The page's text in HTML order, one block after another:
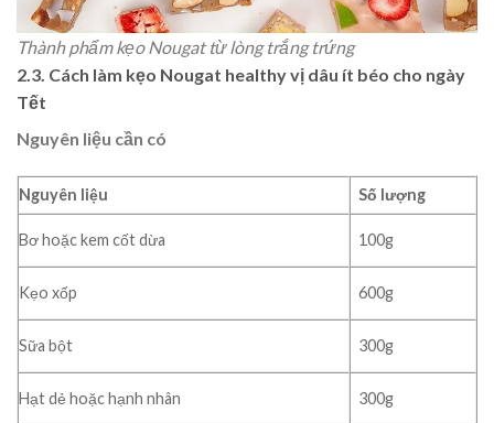
Thành phẩm kẹo Nougat từ lòng trắng trứng
2.3. Cách làm kẹo Nougat healthy vị dâu ít béo cho ngày
Tết
Nguyên liệu cần có
Nguyên liệu Số lượng
Bơ hoặc kem cốt dừa 100g
Kẹo xốp 600g
Sữa bột 300g
Hạt dẻ hoặc hạnh nhân 300g